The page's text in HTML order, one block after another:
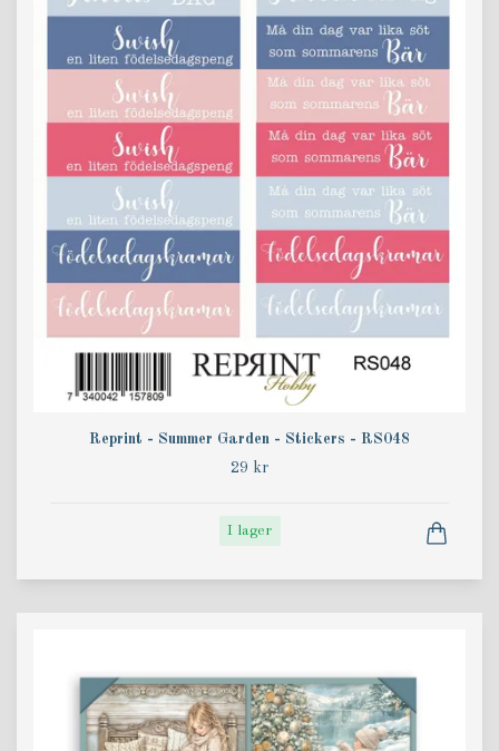
Reprint - Summer Garden - Stickers - RS048
29 kr
I lager